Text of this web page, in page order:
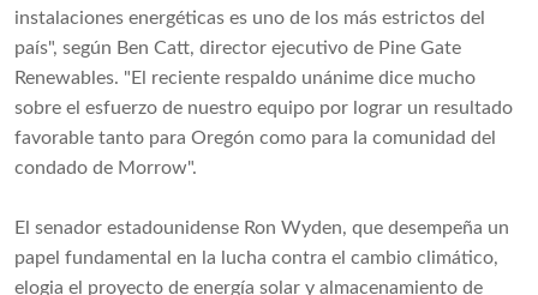
instalaciones energéticas es uno de los más estrictos del
país", según Ben Catt, director ejecutivo de Pine Gate
Renewables. "El reciente respaldo unánime dice mucho
sobre el esfuerzo de nuestro equipo por lograr un resultado
favorable tanto para Oregón como para la comunidad del
condado de Morrow".
El senador estadounidense Ron Wyden, que desempeña un
papel fundamental en la lucha contra el cambio climático,
elogia el proyecto de energía solar y almacenamiento de